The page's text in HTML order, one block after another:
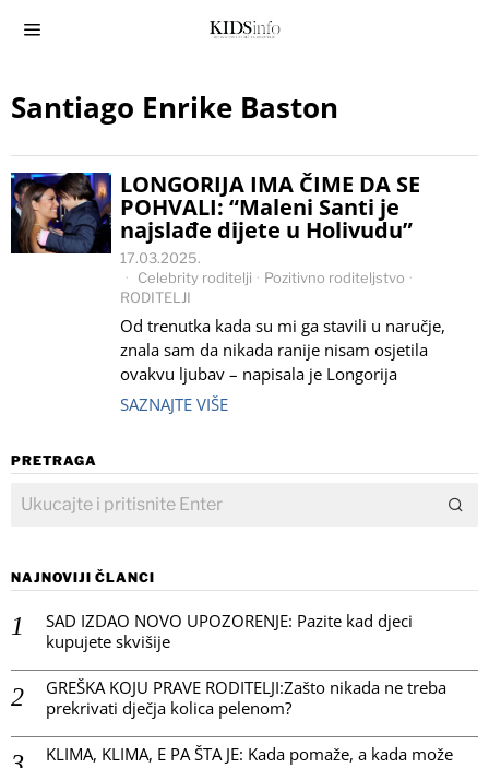
Santiago Enrike Baston
LONGORIJA IMA ČIME DA SE
POHVALI: “Maleni Santi je
najslađe dijete u Holivudu”
17.03.2025.
Celebrity roditelji · Pozitivno roditeljstvo ·
RODITELJI
Od trenutka kada su mi ga stavili u naručje,
znala sam da nikada ranije nisam osjetila
ovakvu ljubav – napisala je Longorija
SAZNAJTE VIŠE
PRETRAGA
NAJNOVIJI ČLANCI
SAD IZDAO NOVO UPOZORENJE: Pazite kad djeci
kupujete skvišije
GREŠKA KOJU PRAVE RODITELJI:Zašto nikada ne treba
prekrivati dječja kolica pelenom?
KLIMA, KLIMA, E PA ŠTA JE: Kada pomaže, a kada može